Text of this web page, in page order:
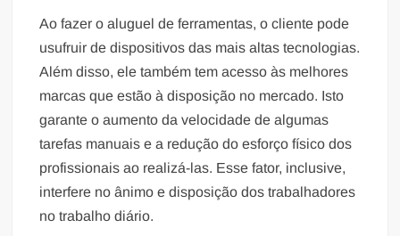
Ao fazer o aluguel de ferramentas, o cliente pode
usufruir de dispositivos das mais altas tecnologias.
Além disso, ele também tem acesso às melhores
marcas que estão à disposição no mercado. Isto
garante o aumento da velocidade de algumas
tarefas manuais e a redução do esforço físico dos
profissionais ao realizá-las. Esse fator, inclusive,
interfere no ânimo e disposição dos trabalhadores
no trabalho diário.